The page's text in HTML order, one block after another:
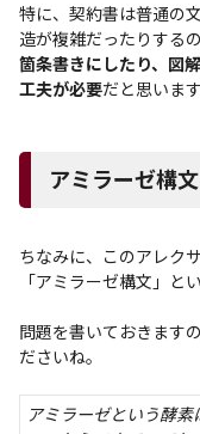
特に、契約書は普通の
造が複雑だったりするの
箇条書きにしたり、図
工夫が必要だと思います
アミラーゼ構
ちなみに、このアレク
「アミラーゼ構文」と
問題を書いておきます
ださいね。
アミラーゼという酵